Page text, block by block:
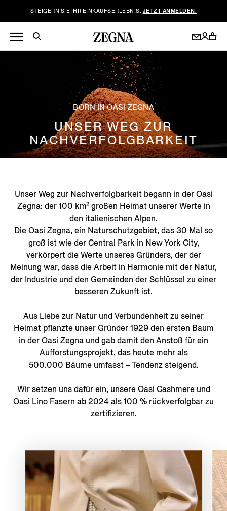
STEIGERN SIE IHR EINKAUFSERLEBNIS. JETZT ANMELDEN.
BORN IN OASI ZEGNA
UNSER WEG ZUR
NACHVERFOLGBARKEIT
Unser Weg zur Nachverfolgbarkeit begann in der Oasi
Zegna: der 100 km² großen Heimat unserer Werte in
den italienischen Alpen.
Die Oasi Zegna, ein Naturschutzgebiet, das 30 Mal so
groß ist wie der Central Park in New York City,
verkörpert die Werte unseres Gründers, der der
Meinung war, dass die Arbeit in Harmonie mit der Natur,
der Industrie und den Gemeinden der Schlüssel zu einer
besseren Zukunft ist.
Aus Liebe zur Natur und Verbundenheit zu seiner
Heimat pflanzte unser Gründer 1929 den ersten Baum
in der Oasi Zegna und gab damit den Anstoß für ein
Aufforstungsprojekt, das heute mehr als
500.000 Bäume umfasst – Tendenz steigend.
Wir setzen uns dafür ein, unsere Oasi Cashmere und
Oasi Lino Fasern ab 2024 als 100 % rückverfolgbar zu
zertifizieren.